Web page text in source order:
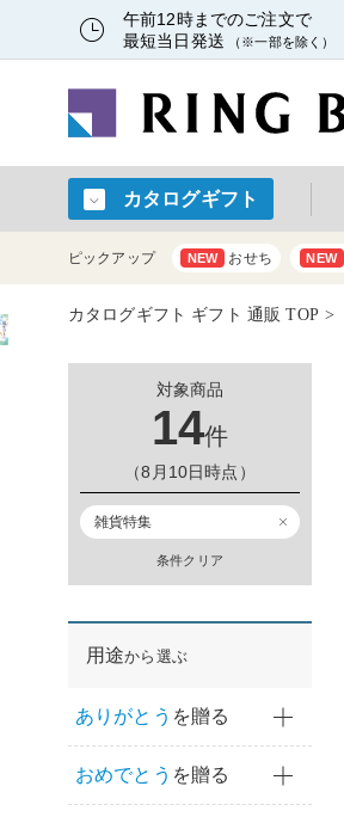
午前12時までのご注文で
最短当日発送
（※一部を除く）
カタログギフト
ピックアップ NEW おせち NEW
カタログギフト ギフト 通販 TOP
対象商品
14件
（8月10日時点）
雑貨特集
条件クリア
用途から選ぶ
ありがとう を贈る
おめでとう を贈る